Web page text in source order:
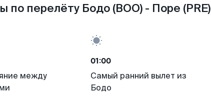
по перелёту Бодо (BOO) - Поре (PRE)
между
01:00
Самый ранний вылет из
Бодо